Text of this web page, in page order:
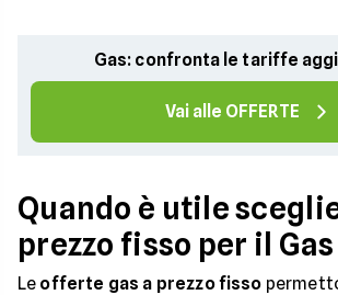
Gas: confronta le tariffe
Vai alle OFFERTE
Quando è utile
prezzo fisso per il Gas
Le offerte gas a prezzo fisso